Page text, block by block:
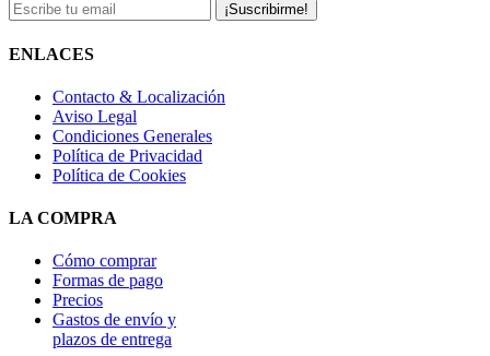
¡Suscribirme!
ENLACES
Contacto & Localización
Aviso Legal
Condiciones Generales
Política de Privacidad
Política de Cookies
LA COMPRA
Cómo comprar
Formas de pago
Precios
Gastos de envío y
plazos de entrega